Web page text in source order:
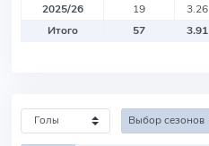
2025/26
19 3.26
Итого
57 3.91
Выбор сезонов